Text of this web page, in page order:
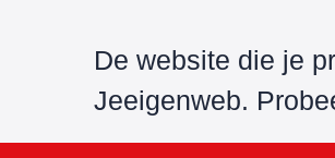
De website die je
Jeeigenweb.